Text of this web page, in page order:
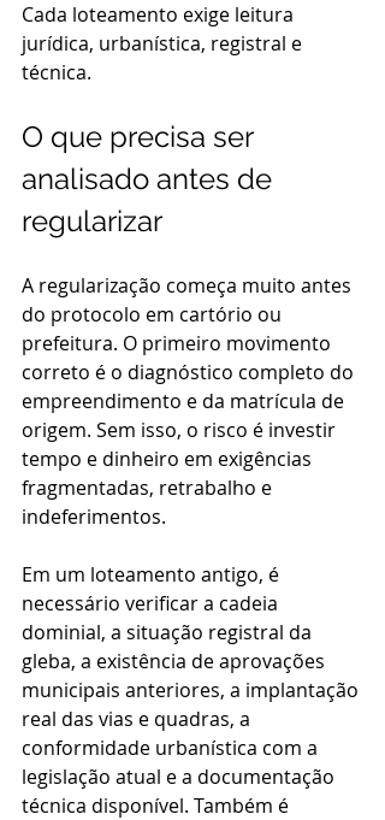
Cada loteamento exige leitura
jurídica, urbanística, registral e
técnica.
O que precisa ser
analisado antes de
regularizar
A regularização começa muito antes
do protocolo em cartório ou
prefeitura. O primeiro movimento
correto é o diagnóstico completo do
empreendimento e da matrícula de
origem. Sem isso, o risco é investir
tempo e dinheiro em exigências
fragmentadas, retrabalho e
indeferimentos.
Em um loteamento antigo, é
necessário verificar a cadeia
dominial, a situação registral da
gleba, a existência de aprovações
municipais anteriores, a implantação
real das vias e quadras, a
conformidade urbanística com a
legislação atual e a documentação
técnica disponível. Também é